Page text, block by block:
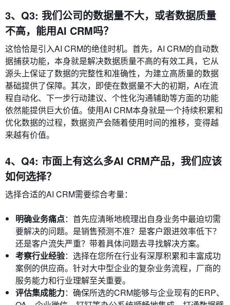
3、Q3: 我们公司的数据量不大，或者数据质量
不高，能用AI CRM吗？
这恰恰是引入AI CRM的绝佳时机。首先，AI CRM的自动数
据捕获功能，本身就是解决数据质量不高的有效工具，它从
源头上保证了数据的完整性和准确性，为建立高质量的数据
基础提供了保障。其次，即使在数据量不大的初期，AI在流
程自动化、下一步行动建议、个性化沟通辅助等方面的功能
依然能提供巨大价值。使用AI CRM本身就是一个持续积累和
优化数据的过程，数据资产会随着使用时间的推移，变得越
来越有价值。
4、Q4: 市面上有这么多AI CRM产品，我们应该
如何选择？
选择合适的AI CRM需要综合考量：
明确业务痛点：首先应清晰地梳理出自身业务中最迫切需
要解决的问题。是销售预测不准？是客户跟进效率低下？
还是客户流失严重？带着具体问题去寻找解决方案。
考察行业经验：选择在您所在行业有深厚积累和丰富成功
案例的供应商。针对大中型企业的复杂业务流程，厂商的
服务能力和行业理解至关重要。
评估集成能力：确保所选的CRM能够与企业现有的ERP、